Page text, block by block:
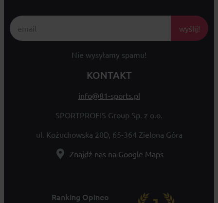
wyślij!
Nie wysyłamy spamu!
KONTAKT
info@81-sports.pl
SPORTPROFIS Group Sp. z o.o.
ul. Kożuchowska 20D, 65-364 Zielona Góra
Znajdź nas na Google Maps
Ranking Opineo